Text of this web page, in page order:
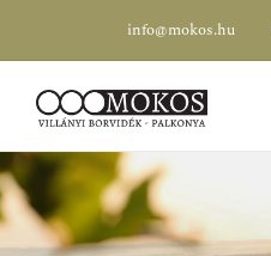
info@mokos.hu